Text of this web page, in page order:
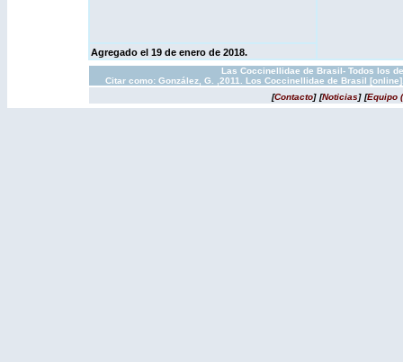
Agregado el 19 de enero de 2018.
Las Coccinellidae de Brasil- Todos los
Citar como: González, G. ,2011. Los Coccinellidae de Brasil
[Contacto] [Noticias] [Equipo